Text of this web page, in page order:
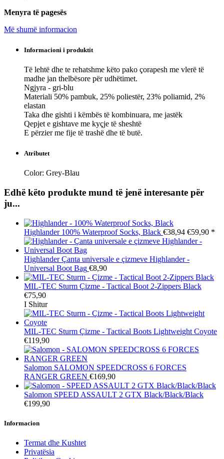
Menyra të pagesës
Më shumë informacion
Informacioni i produktit
Të lehtë dhe te rehatshme këto pako çorapesh me vlerë të
madhe jan thelbësore për udhëtimet.
Ngjyra - gri-blu
Materiali 50% pambuk, 25% poliestër, 23% poliamid, 2%
elastan
Taka dhe gishti i këmbës të kombinuara, me jastëk
Qepjet e gishtave me kyçje të sheshtë
E përzier me fije të trashë dhe të butë.
Atributet
Color: Grey-Blau
Edhë këto produkte mund të jenë interesante për
ju...
Highlander 100% Waterproof Socks, Black €38,94 €59,90 *
Highlander Çanta universale e çizmeve Highlander -
Universal Boot Bag €8,90
MIL-TEC Sturm Çizme - Tactical Boot 2-Zippers Black
€75,90
I Shitur
MIL-TEC Sturm Çizme - Tactical Boots Lightweight Coyote
€119,90
Salomon SALOMON SPEEDCROSS 6 FORCES
RANGER GREEN €169,90
Salomon SPEED ASSAULT 2 GTX Black/Black/Black
€199,90
Informacion
Termat dhe Kushtet
Privatësia